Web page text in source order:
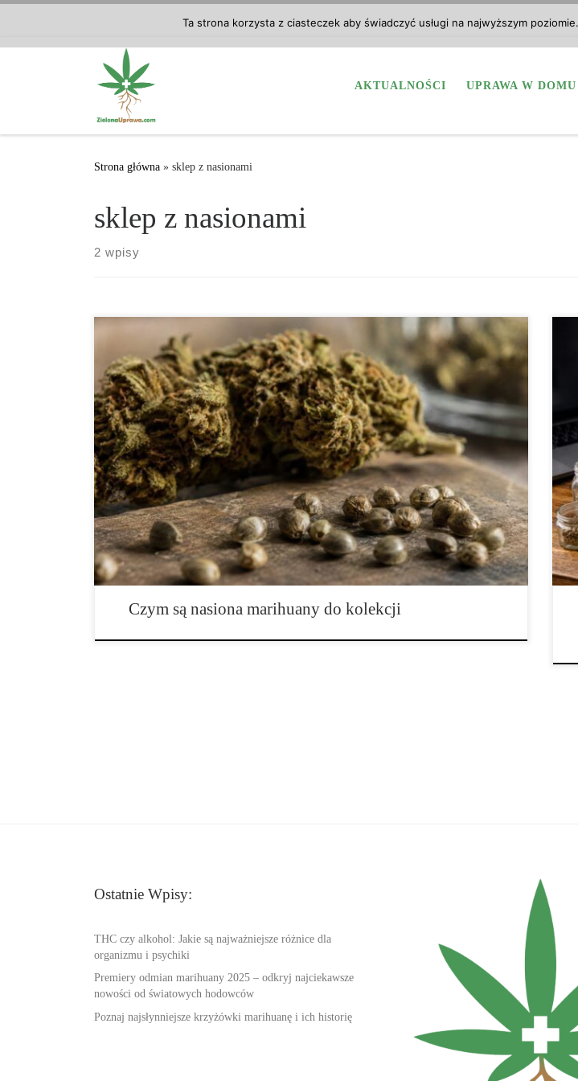
AKTUALNOŚCI UPRAWA W DOMU
Strona główna » sklep z nasionami
sklep z nasionami
2 wpisy
Nasiona kolekcjonerskie marihuany – czym są i dlaczego ich posiadanie może być
zgodne z prawem? Nasiona kolekcjonerskie marihuany to temat, który od wielu lat
wzbudza zainteresowanie osób śledzących rynek konopny, pasjonatów botaniki,
kolekcjonerów oraz użytkowników szukających konkretnych informacji o
obowiązujących przepisach. Wokół tego zagadnienia pojawia się sporo nieporozumień,
ponieważ słowo […]
Czym są nasiona marihuany do kolekcji
Ostatnie Wpisy:
THC czy alkohol: Jakie są najważniejsze różnice dla
organizmu i psychiki
Premiery odmian marihuany 2025 – odkryj najciekawsze
nowości od światowych hodowców
Poznaj najsłynniejsze krzyżówki marihuanę i ich historię
Ta strona korzysta z ciasteczek aby świadczyć usługi na najwyższym poziomie.